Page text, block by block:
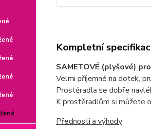
Kompletní
SAMETOVÉ (plyšové)
Velmi příjemné na dotek,
Prostěradla se dobře
K prostěradlům si můžete
Přednosti a výhody